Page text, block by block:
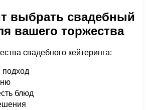
выбрать свадебный
вашего торжества
свадебного кейтеринга:
блюд